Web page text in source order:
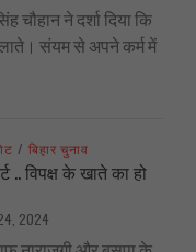
चौहान ने दर्शा दिया कि
संयम से अपने कर्म में
/ बिहार चुनाव
.. विपक्ष के खाते का हो
2024